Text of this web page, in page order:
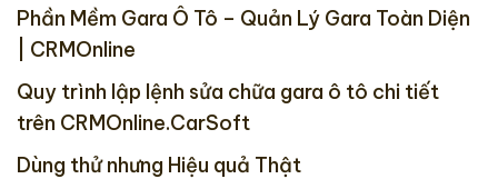
Phần Mềm Gara Ô Tô – Quản Lý Gara Toàn Diện
| CRMOnline
Quy trình lập lệnh sửa chữa gara ô tô chi tiết
trên CRMOnline.CarSoft
Dùng thử nhưng Hiệu quả Thật